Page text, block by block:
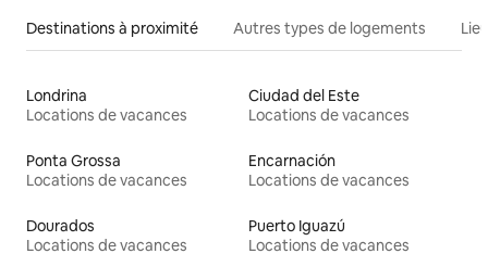
Destinations à proximité Autres types de logements
Londrina
Locations de vacances
Ciudad del Este
Locations de vacances
Ponta Grossa
Locations de vacances
Encarnación
Locations de vacances
Dourados
Locations de vacances
Puerto Iguazú
Locations de vacances